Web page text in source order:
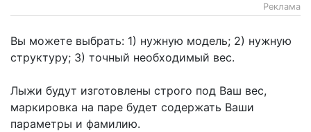
Реклама
Вы можете выбрать: 1) нужную модель; 2) нужную
структуру; 3) точный необходимый вес.
Лыжи будут изготовлены строго под Ваш вес,
маркировка на паре будет содержать Ваши
параметры и фамилию.